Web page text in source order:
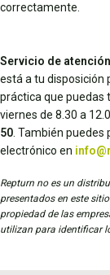
correctamente.
Servicio de
está a tu disposición
práctica que puedas
viernes de 8.30 a
50 . También
electrónico en
Repturn no es un
presentados en este
propiedad de las
utilizan para identificar